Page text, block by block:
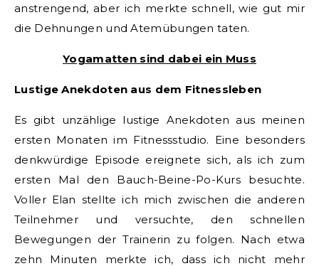
anstrengend, aber ich merkte schnell, wie gut mir
die Dehnungen und Atemübungen taten.
Yogamatten sind dabei ein Muss
Lustige Anekdoten aus dem Fitnessleben
Es gibt unzählige lustige Anekdoten aus meinen
ersten Monaten im Fitnessstudio. Eine besonders
denkwürdige Episode ereignete sich, als ich zum
ersten Mal den Bauch-Beine-Po-Kurs besuchte.
Voller Elan stellte ich mich zwischen die anderen
Teilnehmer und versuchte, den schnellen
Bewegungen der Trainerin zu folgen. Nach etwa
zehn Minuten merkte ich, dass ich nicht mehr